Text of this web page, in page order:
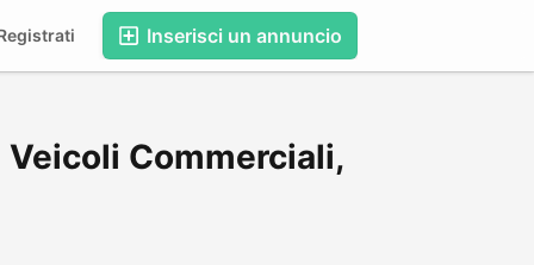
Inserisci un annuncio
Commerciali,